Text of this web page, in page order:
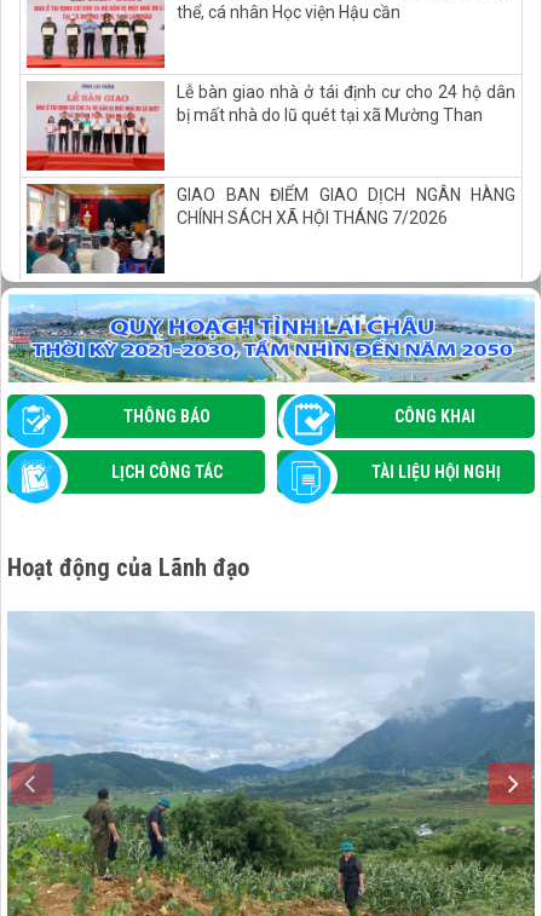
thể, cá nhân Học viện Hậu cần
Lễ bàn giao nhà ở tái định cư cho 24 hộ dân
bị mất nhà do lũ quét tại xã Mường Than
GIAO BAN ĐIỂM GIAO DỊCH NGÂN HÀNG
CHÍNH SÁCH XÃ HỘI THÁNG 7/2026
MƯỜNG THAN TẬP HUẤN ỨNG DỤNG TRÍ
TUỆ NHÂN TẠO (AI) VÀ THÚC ĐẨY CHUYỂN
ĐỔI SỐ TRONG QUẢN LÝ NHÀ NƯỚC
THÔNG BÁO CÔNG KHAI
LỊCH CÔNG TÁC TÀI LIỆU HỘI NGHỊ
Hoạt động của Lãnh đạo